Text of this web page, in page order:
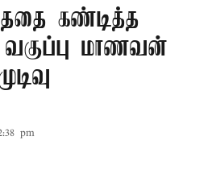
கண்டித்த
மாணவன்
pm